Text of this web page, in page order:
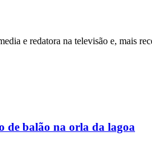
e redatora na televisão e, mais
de balão na orla da lagoa